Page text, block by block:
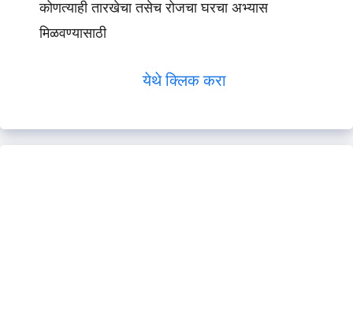
कोणत्याही तारखेचा तसेच रोजचा घरचा अभ्यास
मिळवण्यासाठी
येथे क्लिक करा